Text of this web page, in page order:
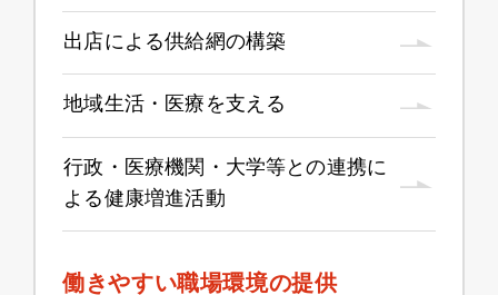
出店による供給網の構築
地域生活・医療を支える
行政・医療機関・大学等との連携に
よる健康増進活動
働きやすい職場環境の提供